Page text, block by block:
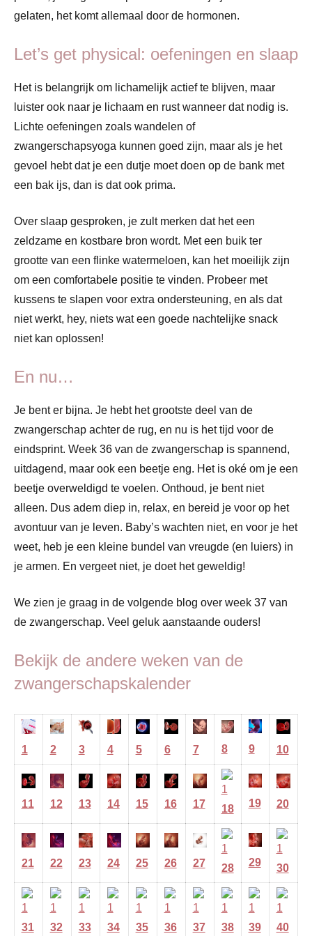
gelaten, het komt allemaal door de hormonen.
Let’s get physical: oefeningen en slaap
Het is belangrijk om lichamelijk actief te blijven, maar
luister ook naar je lichaam en rust wanneer dat nodig is.
Lichte oefeningen zoals wandelen of
zwangerschapsyoga kunnen goed zijn, maar als je het
gevoel hebt dat je een dutje moet doen op de bank met
een bak ijs, dan is dat ook prima.
Over slaap gesproken, je zult merken dat het een
zeldzame en kostbare bron wordt. Met een buik ter
grootte van een flinke watermeloen, kan het moeilijk zijn
om een comfortabele positie te vinden. Probeer met
kussens te slapen voor extra ondersteuning, en als dat
niet werkt, hey, niets wat een goede nachtelijke snack
niet kan oplossen!
En nu…
Je bent er bijna. Je hebt het grootste deel van de
zwangerschap achter de rug, en nu is het tijd voor de
eindsprint. Week 36 van de zwangerschap is spannend,
uitdagend, maar ook een beetje eng. Het is oké om je een
beetje overweldigd te voelen. Onthoud, je bent niet
alleen. Dus adem diep in, relax, en bereid je voor op het
avontuur van je leven. Baby’s wachten niet, en voor je het
weet, heb je een kleine bundel van vreugde (en luiers) in
je armen. En vergeet niet, je doet het geweldig!
We zien je graag in de volgende blog over week 37 van
de zwangerschap. Veel geluk aanstaande ouders!
Bekijk de andere weken van de
zwangerschapskalender
1 2 3 4 5 6 7 8 9 10
11 12 13 14 15 16 17 18 19 20
21 22 23 24 25 26 27 28 29 30
31 32 33 34 35 36 37 38 39 40